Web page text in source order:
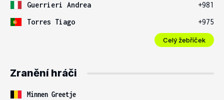
Guerrieri Andrea
+981
Torres Tiago
+975
Celý žebříček
Zranění hráči
Minnen Greetje